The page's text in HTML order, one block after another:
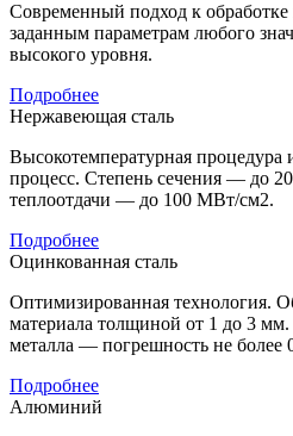
Современный подход к обработке
заданным параметрам любого
высокого уровня.
Подробнее
Нержавеющая сталь
Высокотемпературная процедура
процесс. Степень сечения — до
теплоотдачи — до 100 МВт/см2.
Подробнее
Оцинкованная сталь
Оптимизированная технология.
материала толщиной от 1 до 3 мм.
металла — погрешность не более
Подробнее
Алюминий